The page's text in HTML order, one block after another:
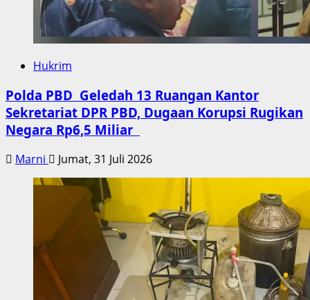
Hukrim
Polda PBD Geledah 13 Ruangan Kantor
Sekretariat DPR PBD, Dugaan Korupsi Rugikan
Negara Rp6,5 Miliar
Marni Jumat, 31 Juli 2026